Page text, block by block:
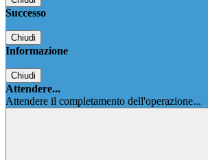
Successo
Chiudi
Informazione
Chiudi
Attendere...
Attendere il completamento dell'operazione...